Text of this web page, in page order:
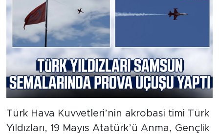
Türk Hava Kuvvetleri’nin akrobasi timi Türk
Yıldızları, 19 Mayıs Atatürk’ü Anma, Gençlik